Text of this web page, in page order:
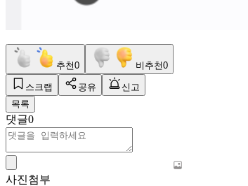
추천0 비추천0
스크랩 공유
신고
목록
댓글0
사진첨부